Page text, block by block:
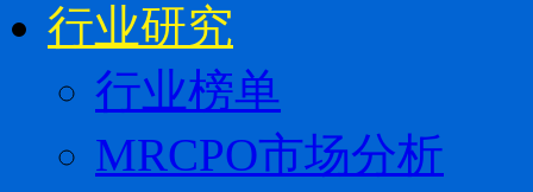
行业研究
行业榜单
MRCPO市场分析